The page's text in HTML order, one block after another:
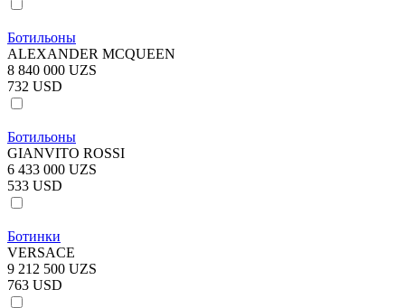
Ботильоны
ALEXANDER MCQUEEN
8 840 000 UZS
732 USD
Ботильоны
GIANVITO ROSSI
6 433 000 UZS
533 USD
Ботинки
VERSACE
9 212 500 UZS
763 USD